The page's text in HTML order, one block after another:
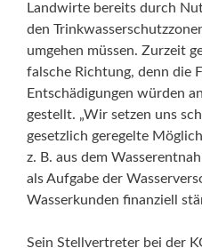
Landwirte bereits durch
den
umgehen müssen. Zurzeit
falsche Richtung, denn die
Entschädigungen würden
gestellt. „Wir setzen uns
gesetzlich geregelte
z. B. aus dem
als Aufgabe der
Wasserkunden finanziell
Sein Stellvertreter bei der